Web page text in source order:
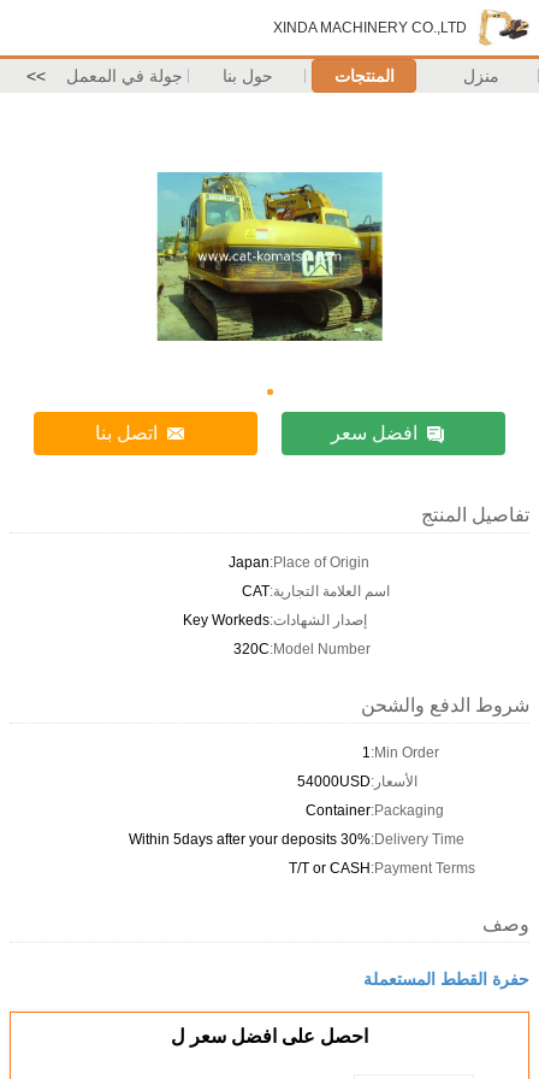
XINDA MACHINERY CO.,LTD
منزل المنتجات حول بنا جولة في المعمل >>
افضل سعر اتصل بنا
تفاصيل المنتج
Place of Origin:
Japan
اسم العلامة التجارية:CAT
إصدار الشهادات:Key Workeds
Model Number:
320C
شروط الدفع والشحن
Min Order:
1
الأسعار:54000USD
Packaging:
Container
Delivery Time:
Within 5days after your deposits 30%
Payment Terms:
T/T or CASH
وصف
حفرة القطط المستعملة
احصل على افضل سعر ل